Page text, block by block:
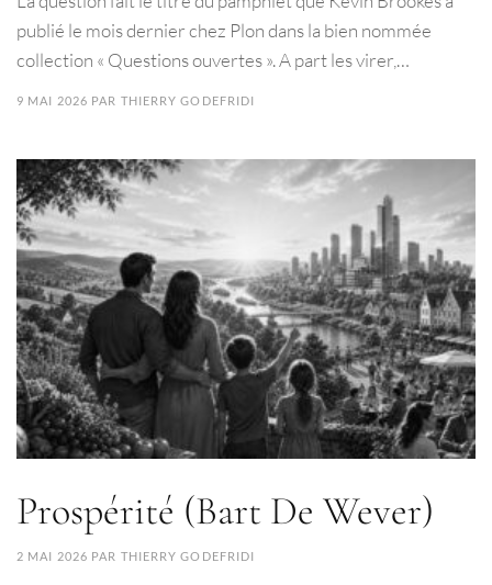
publié le mois dernier chez Plon dans la bien nommée
collection « Questions ouvertes ». A part les virer,…
9 MAI 2026 PAR THIERRY GODEFRIDI
Prospérité (Bart De Wever)
2 MAI 2026 PAR THIERRY GODEFRIDI